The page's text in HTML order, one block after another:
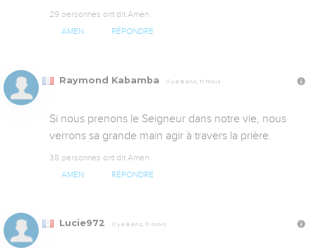
29 personnes ont dit Amen
AMEN RÉPONDRE
Raymond Kabamba Il y a 8 ans, 11 mois
Si nous prenons le Seigneur dans notre vie, nous
verrons sa grande main agir à travers la prière.
38 personnes ont dit Amen
AMEN RÉPONDRE
Lucie972 Il y a 8 ans, 11 mois